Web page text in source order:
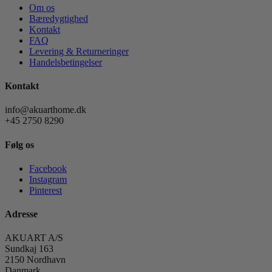
Om os
Bæredygtighed
Kontakt
FAQ
Levering & Returneringer
Handelsbetingelser
Kontakt
info@akuarthome.dk
+45 2750 8290
Følg os
Facebook
Instagram
Pinterest
Adresse
AKUART A/S
Sundkaj 163
2150 Nordhavn